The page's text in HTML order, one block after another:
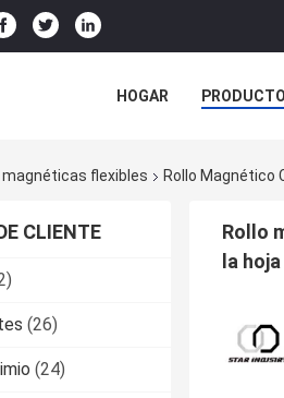
HOGAR
magnéticas flexibles Rollo Magnético
CLIENTE
(26)
(24)
Rollo
la hoja